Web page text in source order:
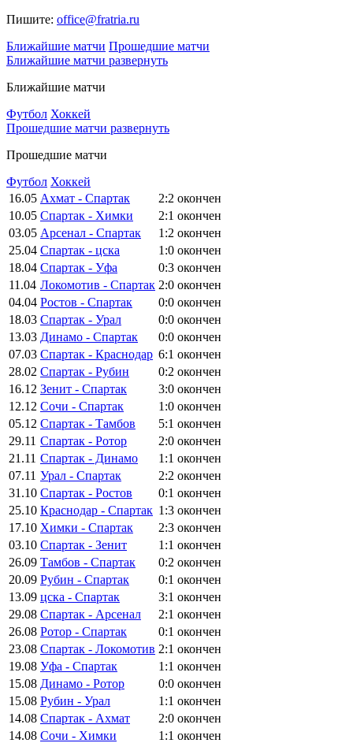
Пишите: office@fratria.ru
Ближайшие матчи Прошедшие матчи
Ближайшие матчи развернуть
Ближайшие матчи
Футбол Хоккей
Прошедшие матчи развернуть
Прошедшие матчи
Футбол Хоккей
16.05 Ахмат - Спартак 2:2 окончен
10.05 Спартак - Химки 2:1 окончен
03.05 Арсенал - Спартак 1:2 окончен
25.04 Спартак - цска 1:0 окончен
18.04 Спартак - Уфа 0:3 окончен
11.04 Локомотив - Спартак 2:0 окончен
04.04 Ростов - Спартак 0:0 окончен
18.03 Спартак - Урал 0:0 окончен
13.03 Динамо - Спартак 0:0 окончен
07.03 Спартак - Краснодар 6:1 окончен
28.02 Спартак - Рубин 0:2 окончен
16.12 Зенит - Спартак 3:0 окончен
12.12 Сочи - Спартак 1:0 окончен
05.12 Спартак - Тамбов 5:1 окончен
29.11 Спартак - Ротор 2:0 окончен
21.11 Спартак - Динамо 1:1 окончен
07.11 Урал - Спартак 2:2 окончен
31.10 Спартак - Ростов 0:1 окончен
25.10 Краснодар - Спартак 1:3 окончен
17.10 Химки - Спартак 2:3 окончен
03.10 Спартак - Зенит 1:1 окончен
26.09 Тамбов - Спартак 0:2 окончен
20.09 Рубин - Спартак 0:1 окончен
13.09 цска - Спартак 3:1 окончен
29.08 Спартак - Арсенал 2:1 окончен
26.08 Ротор - Спартак 0:1 окончен
23.08 Спартак - Локомотив 2:1 окончен
19.08 Уфа - Спартак 1:1 окончен
15.08 Динамо - Ротор 0:0 окончен
15.08 Рубин - Урал 1:1 окончен
14.08 Спартак - Ахмат 2:0 окончен
14.08 Сочи - Химки 1:1 окончен